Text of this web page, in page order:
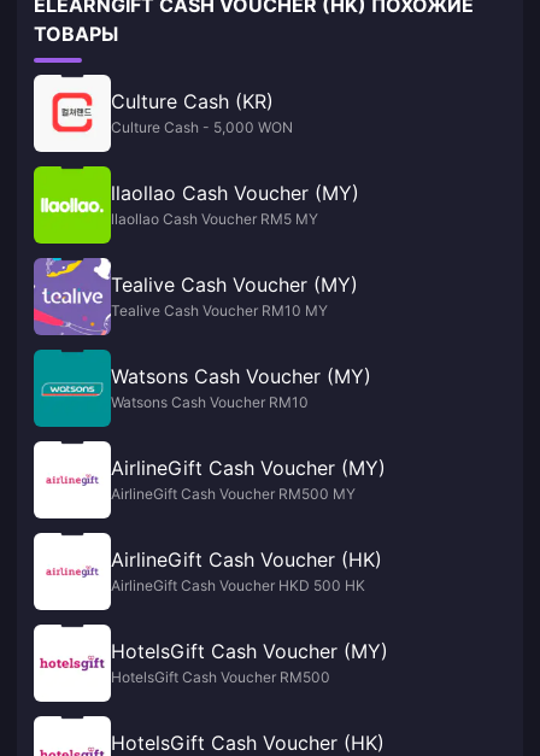
ELEARNGIFT CASH VOUCHER (HK) ПОХОЖИЕ
ТОВАРЫ
Culture Cash (KR)
Culture Cash - 5,000 WON
llaollao Cash Voucher (MY)
llaollao Cash Voucher RM5 MY
Tealive Cash Voucher (MY)
Tealive Cash Voucher RM10 MY
Watsons Cash Voucher (MY)
Watsons Cash Voucher RM10
AirlineGift Cash Voucher (MY)
AirlineGift Cash Voucher RM500 MY
AirlineGift Cash Voucher (HK)
AirlineGift Cash Voucher HKD 500 HK
HotelsGift Cash Voucher (MY)
HotelsGift Cash Voucher RM500
HotelsGift Cash Voucher (HK)